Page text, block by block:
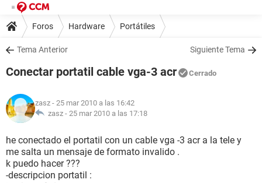
Foros Hardware Portátiles
Tema Anterior Siguiente Tema
Conectar portatil cable vga-3 acr Cerrado
zasz - 25 mar 2010 a las 16:42
zasz - 25 mar 2010 a las 17:18
he conectado el portatil con un cable vga -3 acr a la tele y
me salta un mensaje de formato invalido .
k puedo hacer ???
-descripcion portatil :